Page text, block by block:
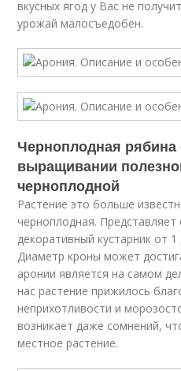
вкусных ягод у Вас не
урожай малосъедобен.
Черноплодная рябина
выращивании
черноплодной
Растение это больше
черноплодная.
декоративный кустарник от
Диаметр кроны может
аронии является на самом
нас растение прижилось
неприхотливости и
возникает даже сомнений,
местное растение.